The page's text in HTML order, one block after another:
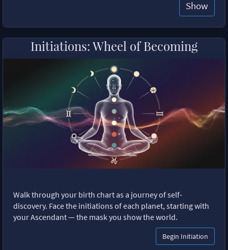
Show
Initiations: Wheel of Becoming
Walk through your birth chart as a journey of self-
discovery. Face the initiations of each planet, starting with
your Ascendant — the mask you show the world.
Begin Initiation